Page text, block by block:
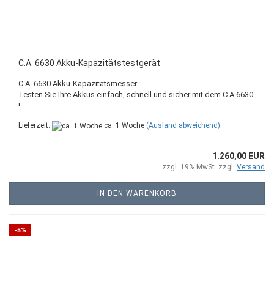
C.A. 6630 Akku-Kapazitätstestgerät
C.A. 6630 Akku-Kapazitätsmesser
Testen Sie Ihre Akkus einfach, schnell und sicher mit dem C.A 6630
!
Lieferzeit: ca. 1 Woche (Ausland abweichend)
1.260,00 EUR
zzgl. 19% MwSt. zzgl. Versand
IN DEN WARENKORB
-5%